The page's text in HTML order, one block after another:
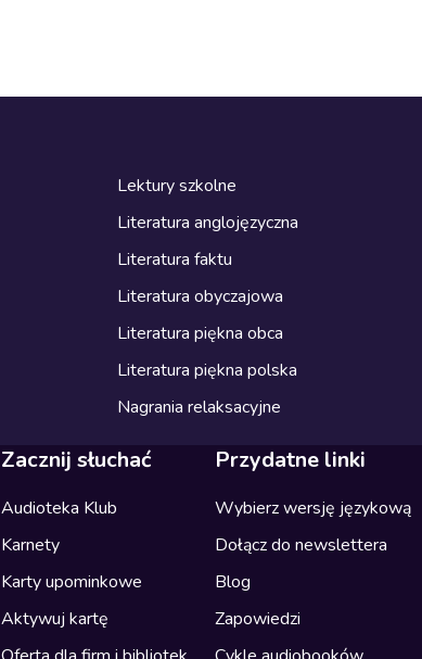
Lektury szkolne
Literatura anglojęzyczna
Literatura faktu
Literatura obyczajowa
Literatura piękna obca
Literatura piękna polska
Nagrania relaksacyjne
Zacznij słuchać
Audioteka Klub
Karnety
Karty upominkowe
Aktywuj kartę
Przydatne linki
Wybierz wersję językową
Dołącz do newslettera
Blog
Zapowiedzi